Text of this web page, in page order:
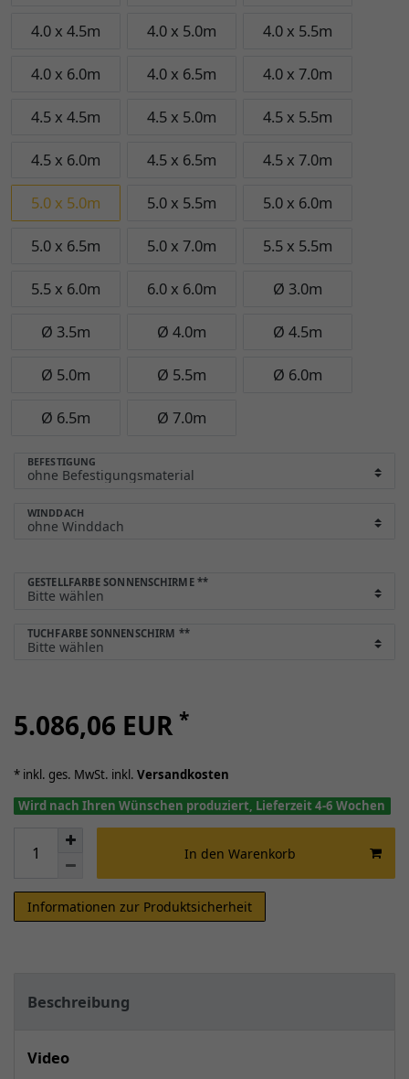
4.0 x 4.5m 4.0 x 5.0m 4.0 x 5.5m
4.0 x 6.0m 4.0 x 6.5m 4.0 x 7.0m
4.5 x 4.5m 4.5 x 5.0m 4.5 x 5.5m
4.5 x 6.0m 4.5 x 6.5m 4.5 x 7.0m
5.0 x 5.0m 5.0 x 5.5m 5.0 x 6.0m
5.0 x 6.5m 5.0 x 7.0m 5.5 x 5.5m
5.5 x 6.0m 6.0 x 6.0m Ø 3.0m
Ø 3.5m Ø 4.0m Ø 4.5m
Ø 5.0m Ø 5.5m Ø 6.0m
Ø 6.5m Ø 7.0m
BEFESTIGUNG
WINDDACH
GESTELLFARBE SONNENSCHIRME **
TUCHFARBE SONNENSCHIRM **
5.086,06 EUR *
* inkl. ges. MwSt. inkl. Versandkosten
Wird nach Ihren Wünschen produziert, Lieferzeit 4-6 Wochen
In den Warenkorb
Informationen zur Produktsicherheit
Beschreibung
Video